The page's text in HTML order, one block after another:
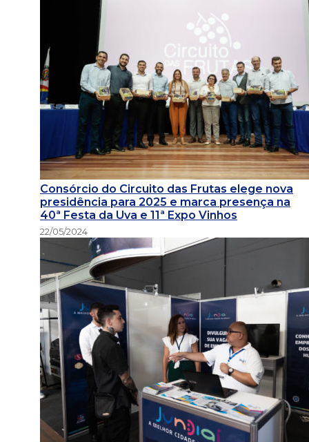
Consórcio do Circuito das Frutas elege nova
presidência para 2025 e marca presença na
40ª Festa da Uva e 11ª Expo Vinhos
22/05/2024